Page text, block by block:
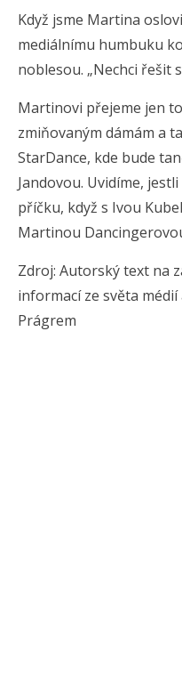
Když jsme Martina
mediálnímu humbuku
noblesou. „Nechci řešit
Martinovi přejeme jen
zmiňovaným dámám a
StarDance, kde bude
Jandovou. Uvidíme,
příčku, když s Ivou
Martinou
Zdroj: Autorský text na
informací ze světa
Prágrem